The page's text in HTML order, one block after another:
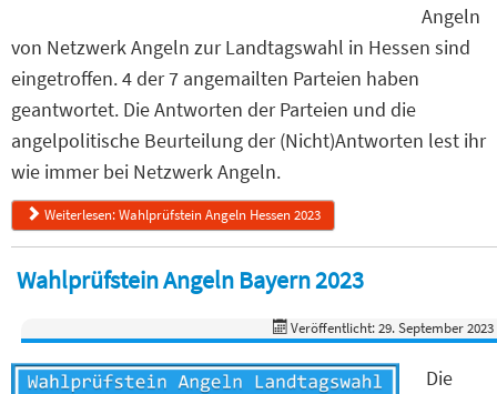
Angeln
von Netzwerk Angeln zur Landtagswahl in Hessen sind
eingetroffen. 4 der 7 angemailten Parteien haben
geantwortet. Die Antworten der Parteien und die
angelpolitische Beurteilung der (Nicht)Antworten lest ihr
wie immer bei Netzwerk Angeln.
Weiterlesen: Wahlprüfstein Angeln Hessen 2023
Wahlprüfstein Angeln Bayern 2023
Veröffentlicht: 29. September 2023
Die